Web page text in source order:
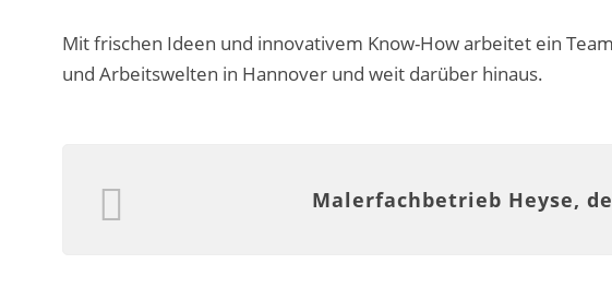
Mit frischen Ideen und innovativem Know-How arbeitet ein
und Arbeitswelten in Hannover und weit darüber hinaus.
Malerfachbetrieb Heyse,